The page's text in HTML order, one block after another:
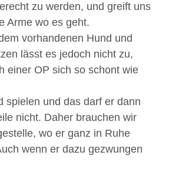
zu werden, und greift uns
Arme wo es geht.
vorhandenen Hund und
lässt es jedoch nicht zu,
einer OP sich so schont wie
spielen und das darf er dann
nicht. Daher brauchen wir
wo er ganz in Ruhe
wenn er dazu gezwungen